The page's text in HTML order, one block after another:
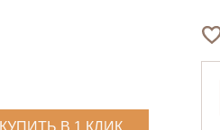
КУПИТЬ В 1 КЛИК